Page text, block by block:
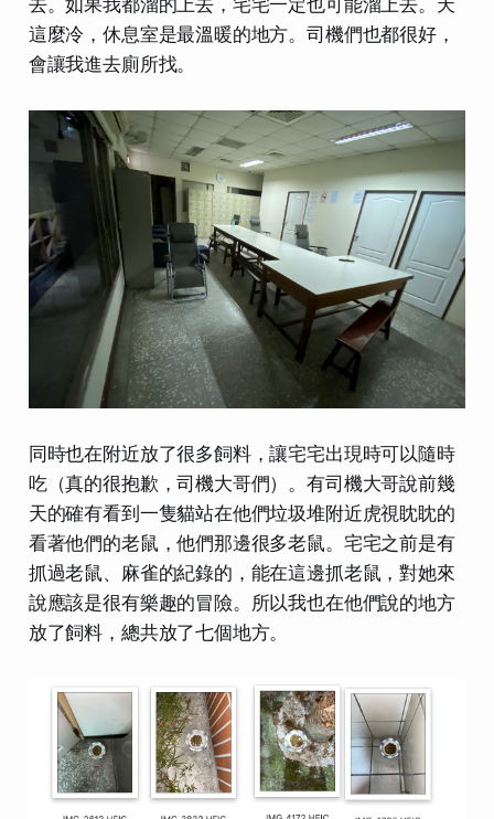
去。如果我都溜的上去，宅宅一定也可能溜上去。天
這麼冷，休息室是最溫暖的地方。司機們也都很好，
會讓我進去廁所找。
同時也在附近放了很多飼料，讓宅宅出現時可以隨時
吃（真的很抱歉，司機大哥們）。有司機大哥說前幾
天的確有看到一隻貓站在他們垃圾堆附近虎視眈眈的
看著他們的老鼠，他們那邊很多老鼠。宅宅之前是有
抓過老鼠、麻雀的紀錄的，能在這邊抓老鼠，對她來
說應該是很有樂趣的冒險。所以我也在他們說的地方
放了飼料，總共放了七個地方。